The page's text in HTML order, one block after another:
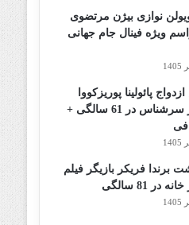
نوازی بیژن مرتضوی
ویژه فینال جام جهانی
پائولینا پوریزکووا
بازیگر سرشناس در 61 سالگی +
برندا فریکر بازیگر فیلم
در 81 سالگی